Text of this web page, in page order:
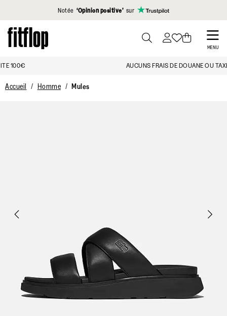
Cliquez pour consulter notre déclaration d'accessibilité
Notée ‘Opinion positive’ sur
Skip
to
main
MENU
TO
AUCUNS FRAIS DE DOUANE OU TAXE SUPPLÉMENTAIRE
Accueil Homme Mules